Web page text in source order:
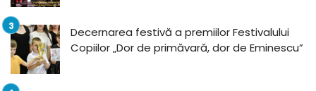
Decernarea festivă a premiilor Festivalului
Copiilor „Dor de primăvară, dor de Eminescu”